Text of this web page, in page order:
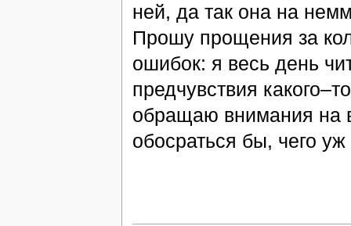
ней, да так она на
Прошу прощения за
ошибок: я весь день
предчувствия
обращаю внимания на
обосраться бы, чего уж